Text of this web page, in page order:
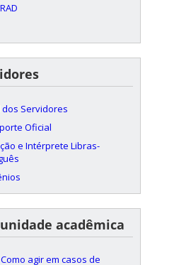
dos Servidores
Oficial
e Intérprete Libras-
acadêmica
Como agir em casos de